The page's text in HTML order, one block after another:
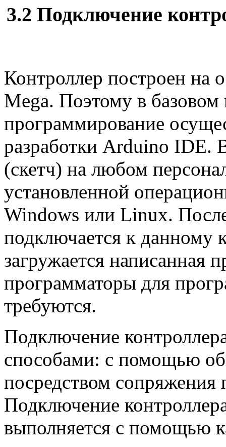
3.2 Подключение
Контроллер построен на
Mega. Поэтому в базовом
программирование
разработки Arduino IDE.
(скетч) на любом
установленной
Windows или Linux. После
подключается к данному
загружается написанная
программаторы для
требуются.
Подключение
способами: с помощью
посредством сопряжения
Подключение
выполняется с помощью